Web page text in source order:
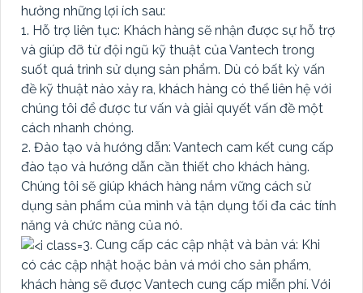
hưởng những lợi ích sau:
1. Hỗ trợ liên tục: Khách hàng sẽ nhận được sự hỗ trợ
và giúp đỡ từ đội ngũ kỹ thuật của Vantech trong
suốt quá trình sử dụng sản phẩm. Dù có bất kỳ vấn
đề kỹ thuật nào xảy ra, khách hàng có thể liên hệ với
chúng tôi để được tư vấn và giải quyết vấn đề một
cách nhanh chóng.
2. Đào tạo và hướng dẫn: Vantech cam kết cung cấp
đào tạo và hướng dẫn cần thiết cho khách hàng.
Chúng tôi sẽ giúp khách hàng nắm vững cách sử
dụng sản phẩm của mình và tận dụng tối đa các tính
năng và chức năng của nó.
3. Cung cấp các cập nhật và bản vá: Khi
có các cập nhật hoặc bản vá mới cho sản phẩm,
khách hàng sẽ được Vantech cung cấp miễn phí. Với